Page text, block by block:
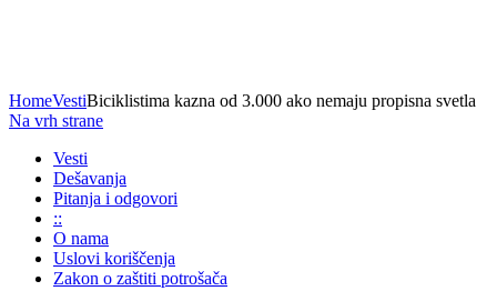
HomeVestiBiciklistima kazna od 3.000 ako nemaju propisna svetla
Na vrh strane
Vesti
Dešavanja
Pitanja i odgovori
::
O nama
Uslovi koriščenja
Zakon o zaštiti potrošača